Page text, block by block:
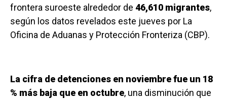
frontera suroeste alrededor de 46,610 migrantes,
según los datos revelados este jueves por La
Oficina de Aduanas y Protección Fronteriza (CBP).
La cifra de detenciones en noviembre fue un 18
% más baja que en octubre, una disminución que